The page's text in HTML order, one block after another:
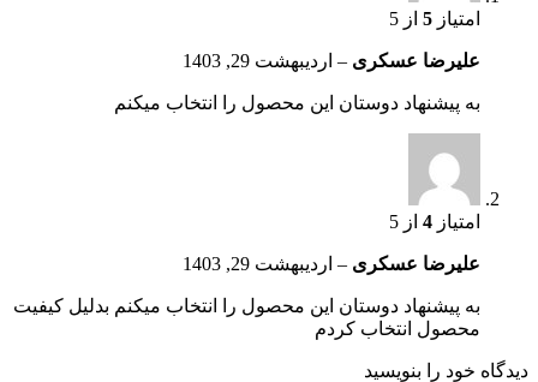
امتیاز 5 از 5
علیرضا عسکری – اردیبهشت 29, 1403
به پیشنهاد دوستان این محصول را انتخاب میکنم
امتیاز 4 از 5
علیرضا عسکری – اردیبهشت 29, 1403
به پیشنهاد دوستان این محصول را انتخاب میکنم بدلیل کیفیت
محصول انتخاب کردم
دیدگاه خود را بنویسید